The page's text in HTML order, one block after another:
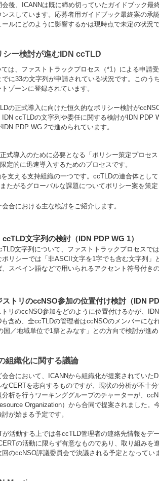
後、ICANNは既に締め切っていたガイドブック最
スしています。応募者用ガイドブック最終案の承
ルにどのように影響するかは現時点で未定の状況で
シー検討が進むIDN ccTLD
ては、ファストトラックプロセス（*1）による申請
でに33の文字列が申請されている状況です。このう
ゾーンに登録されています。
の正式導入に向けた恒久的なポリシー検討が
ccTLDの文字列や委任に関する検討がIDN PDP
PDP WG 2で進められています。
正式導入のために必要となる「ポリシー策定プロセ
定的に迅速導入するためのプロセスです。
を支える支持組織の一つです。ccTLDの連合体とし
たがるグローバルな課題についてポリシー案を策
合における主な検討をご紹介します。
文字列の検討（IDN PDP WG 1）
文字列について、ファストトラックプロセスで
リシーでは「非ASCII文字を1字でも含む文字列」
、スペイン語などで用いられるアクセント符号付き
トリのccNSO参加の位置付け検討（IDN
トリのccNSO参加をどのように位置付けるかが、
含め、全ccTLDの管理者はccNSOのメンバーに
国／地域単位で1票とみなす」との方向で検討が進め
組織化に関する議論
合において、ICANNから組織化が提案されていた
CERTを志向するものですが、現状の分析が不十
析を行うワーキンググループのチャーターが、
Organization）から合同で提案されました
が始まる予定です。
が活動する上では各ccTLD管理者の連絡先情報を
の活動に限らず有意なものであり、取り組み
のccNSO評議委員会で決議される予定となってい